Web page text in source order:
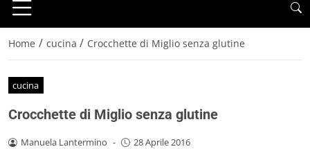
Home / cucina / Crocchette di Miglio senza glutine
cucina
Crocchette di Miglio senza glutine
Manuela Lantermino - 28 Aprile 2016